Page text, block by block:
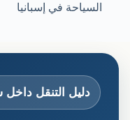
السياحة في إسبانيا
دليل التنقل داخل